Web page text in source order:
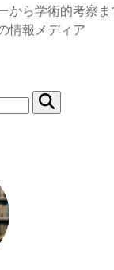
から学術的考察
情報メディア